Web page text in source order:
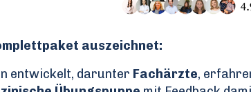
auszeichnet:
entwickelt, darunter Fachärzte,